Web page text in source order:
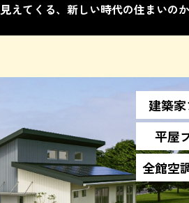
えてくる、新しい時代の住まいのか
建築
平屋
全館空